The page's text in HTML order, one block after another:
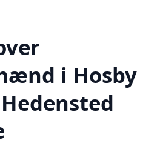
i Hosby